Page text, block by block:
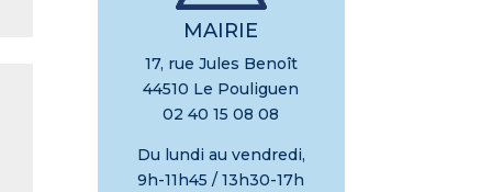
MAIRIE
17, rue Jules Benoît
44510 Le Pouliguen
02 40 15 08 08
Du lundi au vendredi,
9h-11h45 / 13h30-17h